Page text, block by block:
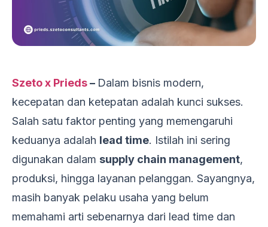
Szeto x Prieds– Dalam bisnis modern,
kecepatan dan ketepatan adalah kunci sukses.
Salah satu faktor penting yang memengaruhi
keduanya adalah lead time. Istilah ini sering
digunakan dalam supply chain management,
produksi, hingga layanan pelanggan. Sayangnya,
masih banyak pelaku usaha yang belum
memahami arti sebenarnya dari lead time dan